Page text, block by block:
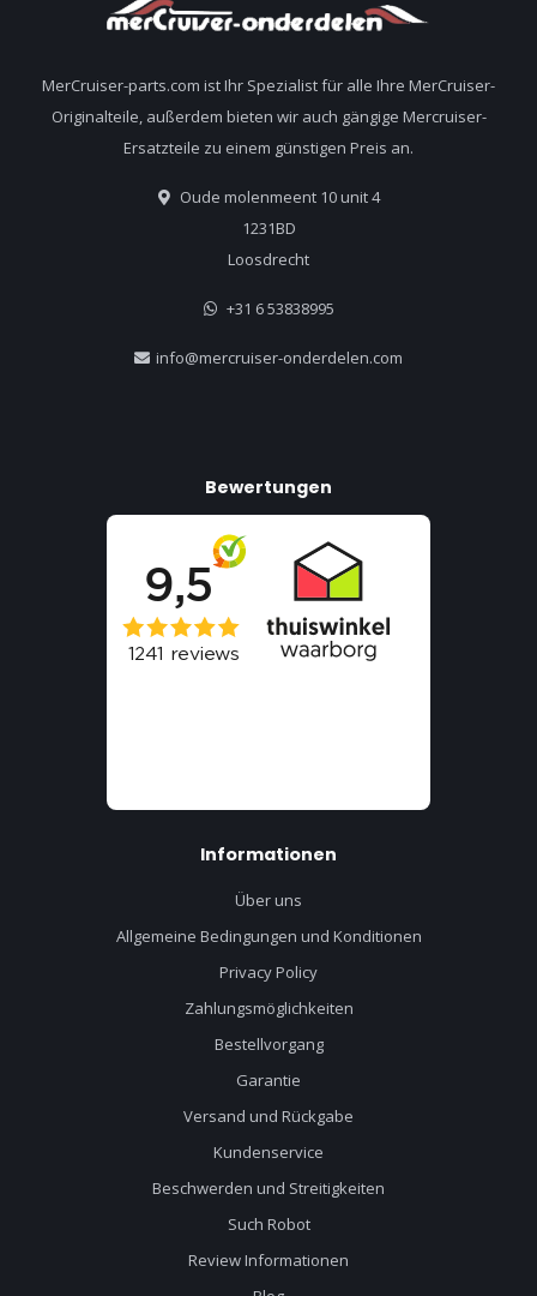
MerCruiser-parts.com ist Ihr Spezialist für alle Ihre MerCruiser-
Originalteile, außerdem bieten wir auch gängige Mercruiser-
Ersatzteile zu einem günstigen Preis an.
Oude molenmeent 10 unit 4
1231BD
Loosdrecht
+31 6 53838995
info@mercruiser-onderdelen.com
Bewertungen
Informationen
Über uns
Allgemeine Bedingungen und Konditionen
Privacy Policy
Zahlungsmöglichkeiten
Bestellvorgang
Garantie
Versand und Rückgabe
Kundenservice
Beschwerden und Streitigkeiten
Such Robot
Review Informationen